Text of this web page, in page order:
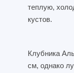
теплую,
кустов.
Клубника
см, однако